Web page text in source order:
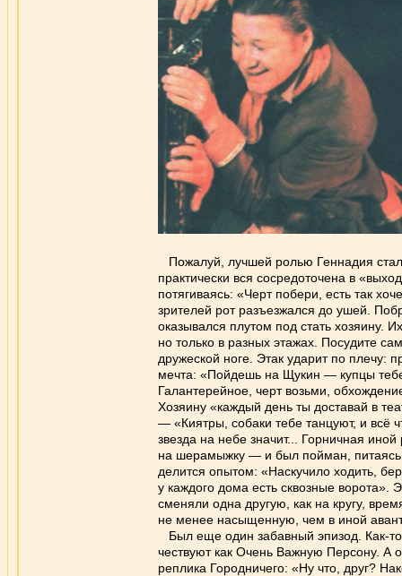
Пожалуй, лучшей ролью Геннадия
практически вся сосредоточена в
потягиваясь: «Черт побери, есть так
зрителей рот разъезжался до ушей.
оказывался плутом под стать хозяину.
но только в разных этажах. Посудите
дружеской ноге. Этак ударит по плечу:
мечта: «Пойдешь на Щукин — купцы
Галантерейное, черт возьми,
Хозяину «каждый день ты доставай в
— «Киятры, собаки тебе танцуют, и всё
звезда на небе значит... Горничная
на шерамыжку — и был пойман, питаясь
делится опытом: «Наскучило ходить,
у каждого дома есть сквозные ворота».
сменяли одна другую, как на кругу,
не менее насыщенную, чем в иной
Был еще один забавный эпизод. Как-
чествуют как Очень Важную Персону. А
реплика Городничего: «Ну что, друг?